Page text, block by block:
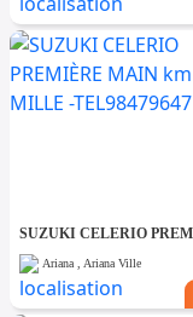
Ariana , Ariana Ville